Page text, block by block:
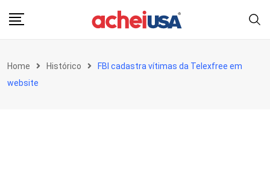
Home Histórico
FBI cadastra vítimas da Telexfree em
website